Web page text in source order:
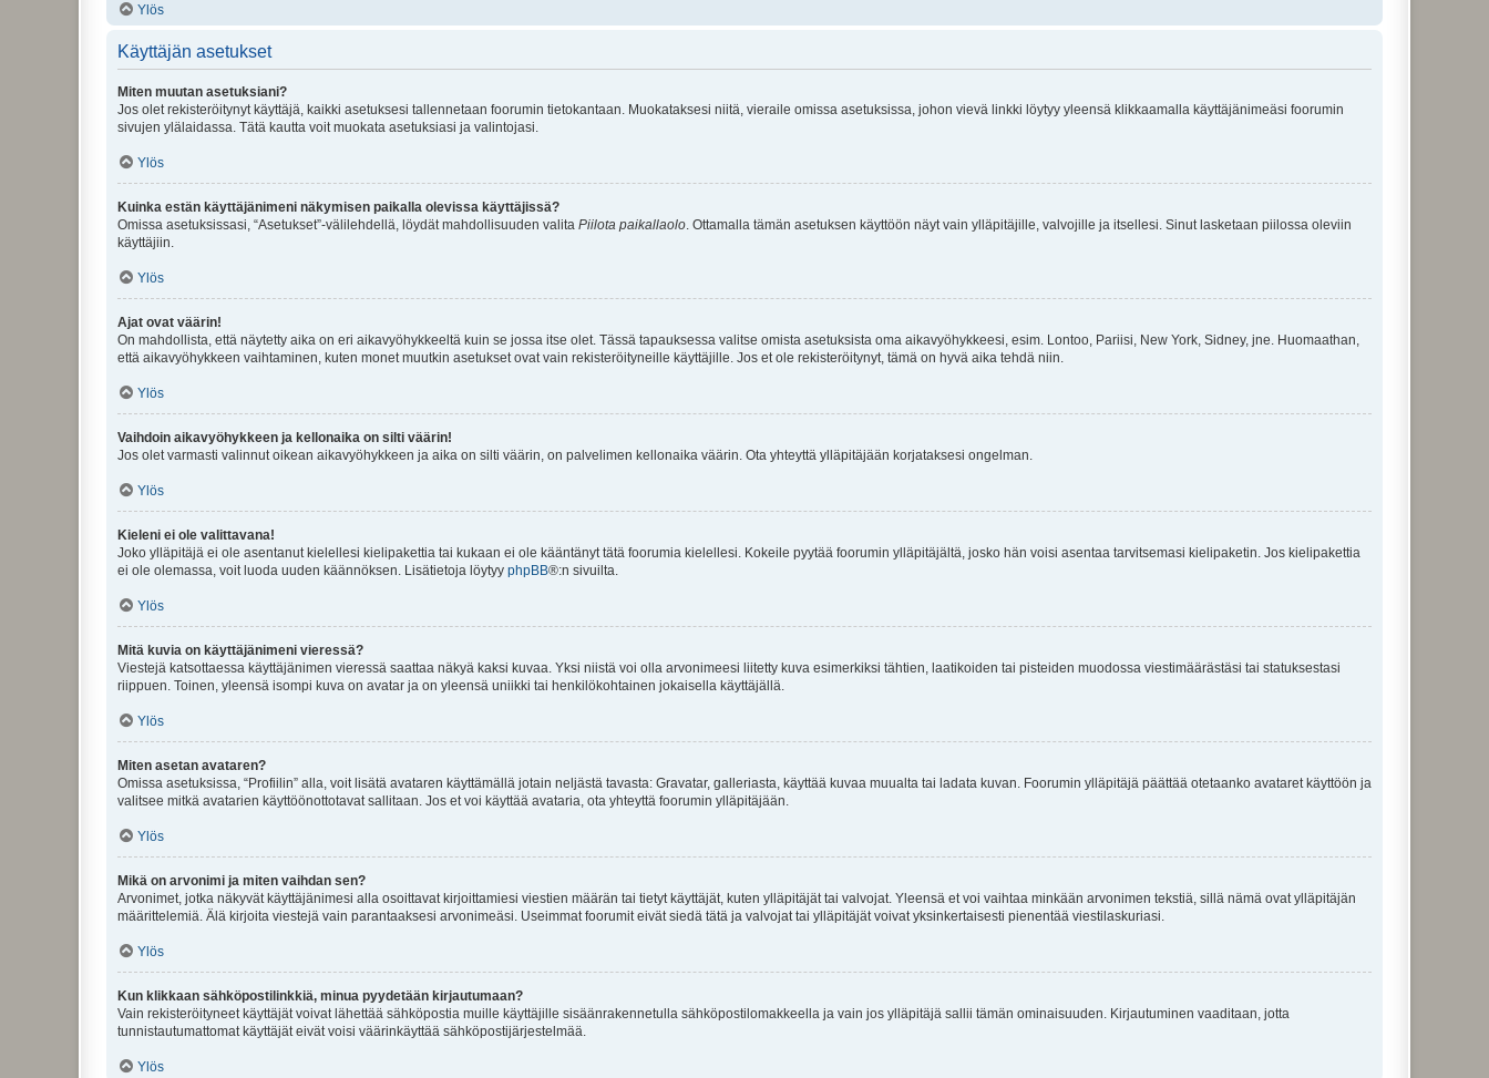
Ylös
Käyttäjän asetukset
Miten muutan asetuksiani?
Jos olet rekisteröitynyt käyttäjä, kaikki asetuksesi tallennetaan foorumin tietokantaan. Muokataksesi niitä, vieraile omissa asetuksissa, johon vievä linkki löytyy yleensä klikkaamalla käyttäjänimeäsi foorumin
sivujen ylälaidassa. Tätä kautta voit muokata asetuksiasi ja valintojasi.
Ylös
Kuinka estän käyttäjänimeni näkymisen paikalla olevissa käyttäjissä?
Omissa asetuksissasi, “Asetukset”-välilehdellä, löydät mahdollisuuden valita Piilota paikallaolo . Ottamalla tämän asetuksen käyttöön näyt vain ylläpitäjille, valvojille ja itsellesi. Sinut lasketaan piilossa oleviin
käyttäjiin.
Ylös
Ajat ovat väärin!
On mahdollista, että näytetty aika on eri aikavyöhykkeeltä kuin se jossa itse olet. Tässä tapauksessa valitse omista asetuksista oma aikavyöhykkeesi, esim. Lontoo, Pariisi, New York, Sidney, jne. Huomaathan,
että aikavyöhykkeen vaihtaminen, kuten monet muutkin asetukset ovat vain rekisteröityneille käyttäjille. Jos et ole rekisteröitynyt, tämä on hyvä aika tehdä niin.
Ylös
Vaihdoin aikavyöhykkeen ja kellonaika on silti väärin!
Jos olet varmasti valinnut oikean aikavyöhykkeen ja aika on silti väärin, on palvelimen kellonaika väärin. Ota yhteyttä ylläpitäjään korjataksesi ongelman.
Ylös
Kieleni ei ole valittavana!
Joko ylläpitäjä ei ole asentanut kielellesi kielipakettia tai kukaan ei ole kääntänyt tätä foorumia kielellesi. Kokeile pyytää foorumin ylläpitäjältä, josko hän voisi asentaa tarvitsemasi kielipaketin. Jos kielipakettia
ei ole olemassa, voit luoda uuden käännöksen. Lisätietoja löytyy phpBB®:n sivuilta.
Ylös
Mitä kuvia on käyttäjänimeni vieressä?
Viestejä katsottaessa käyttäjänimen vieressä saattaa näkyä kaksi kuvaa. Yksi niistä voi olla arvonimeesi liitetty kuva esimerkiksi tähtien, laatikoiden tai pisteiden muodossa viestimäärästäsi tai statuksestasi
riippuen. Toinen, yleensä isompi kuva on avatar ja on yleensä uniikki tai henkilökohtainen jokaisella käyttäjällä.
Ylös
Miten asetan avataren?
Omissa asetuksissa, “Profiilin” alla, voit lisätä avataren käyttämällä jotain neljästä tavasta: Gravatar, galleriasta, käyttää kuvaa muualta tai ladata kuvan. Foorumin ylläpitäjä päättää otetaanko avataret käyttöön ja
valitsee mitkä avatarien käyttöönottotavat sallitaan. Jos et voi käyttää avataria, ota yhteyttä foorumin ylläpitäjään.
Ylös
Mikä on arvonimi ja miten vaihdan sen?
Arvonimet, jotka näkyvät käyttäjänimesi alla osoittavat kirjoittamiesi viestien määrän tai tietyt käyttäjät, kuten ylläpitäjät tai valvojat. Yleensä et voi vaihtaa minkään arvonimen tekstiä, sillä nämä ovat ylläpitäjän
määrittelemiä. Älä kirjoita viestejä vain parantaaksesi arvonimeäsi. Useimmat foorumit eivät siedä tätä ja valvojat tai ylläpitäjät voivat yksinkertaisesti pienentää viestilaskuriasi.
Ylös
Kun klikkaan sähköpostilinkkiä, minua pyydetään kirjautumaan?
Vain rekisteröityneet käyttäjät voivat lähettää sähköpostia muille käyttäjille sisäänrakennetulla sähköpostilomakkeella ja vain jos ylläpitäjä sallii tämän ominaisuuden. Kirjautuminen vaaditaan, jotta
tunnistautumattomat käyttäjät eivät voisi väärinkäyttää sähköpostijärjestelmää.
Ylös